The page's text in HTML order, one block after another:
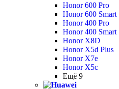
Honor 600 Pro
Honor 600 Smart
Honor 400 Pro
Honor 400 Smart
Honor X8D
Honor X5d Plus
Honor X7e
Honor X5c
Ещё 9